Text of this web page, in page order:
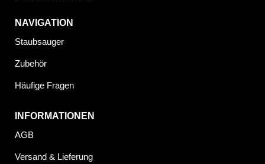
NAVIGATION
Staubsauger
Zubehör
Häufige Fragen
INFORMATIONEN
AGB
Versand & Lieferung